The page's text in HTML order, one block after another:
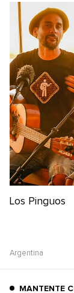
Los Pinguos
Argentina
MANTENTE